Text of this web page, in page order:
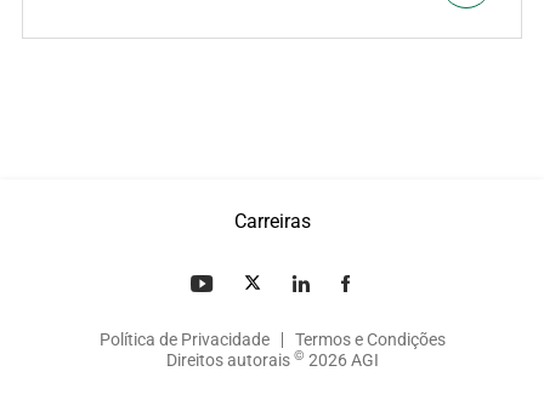
Carreiras
Política de Privacidade
Termos e Condições
Direitos autorais © 2026 AGI